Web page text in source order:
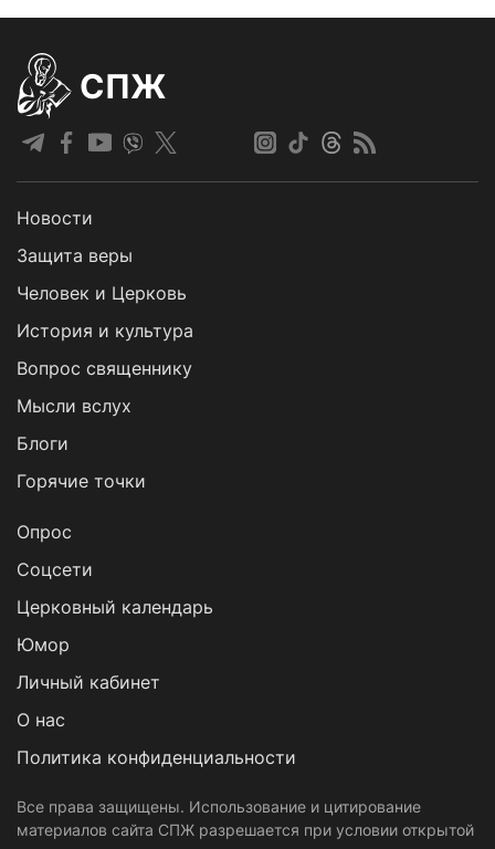
СПЖ
Новости
Защита веры
Человек и Церковь
История и культура
Вопрос священнику
Мысли вслух
Блоги
Горячие точки
Опрос
Cоцсети
Церковный календарь
Юмор
Личный кабинет
О нас
Политика конфиденциальности
Все права защищены. Использование и цитирование
материалов сайта СПЖ разрешается при условии открытой